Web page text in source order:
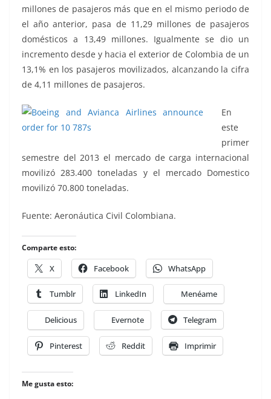
millones de pasajeros más que en el mismo periodo de
el año anterior, pasa de 11,29 millones de pasajeros
domésticos a 13,49 millones. Igualmente se dio un
incremento desde y hacia el exterior de Colombia de un
13,1% en los pasajeros movilizados, alcanzando la cifra
de 4,11 millones de pasajeros.
En
este
primer
semestre del 2013 el mercado de carga internacional
movilizó 283.400 toneladas y el mercado Domestico
movilizó 70.800 toneladas.
Fuente: Aeronáutica Civil Colombiana.
Comparte esto:
X Facebook WhatsApp
Tumblr LinkedIn Menéame
Delicious Evernote Telegram
Pinterest Reddit Imprimir
Me gusta esto: